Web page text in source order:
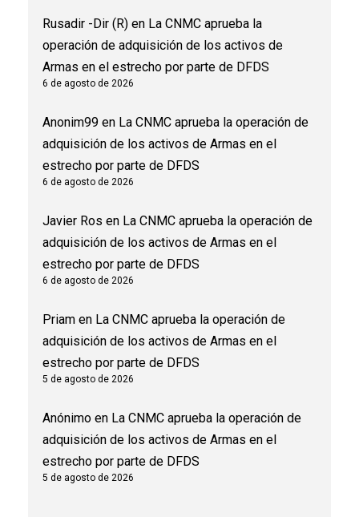
Rusadir -Dir (R) en La CNMC aprueba la
operación de adquisición de los activos de
Armas en el estrecho por parte de DFDS
6 de agosto de 2026
Anonim99 en La CNMC aprueba la operación de
adquisición de los activos de Armas en el
estrecho por parte de DFDS
6 de agosto de 2026
Javier Ros en La CNMC aprueba la operación de
adquisición de los activos de Armas en el
estrecho por parte de DFDS
6 de agosto de 2026
Priam en La CNMC aprueba la operación de
adquisición de los activos de Armas en el
estrecho por parte de DFDS
5 de agosto de 2026
Anónimo en La CNMC aprueba la operación de
adquisición de los activos de Armas en el
estrecho por parte de DFDS
5 de agosto de 2026